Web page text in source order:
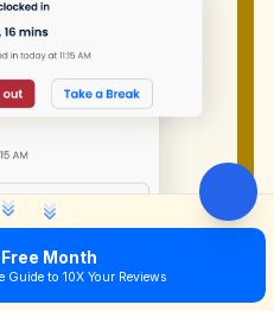
Month
Guide to 10X Your Reviews